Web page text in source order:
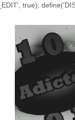
true);